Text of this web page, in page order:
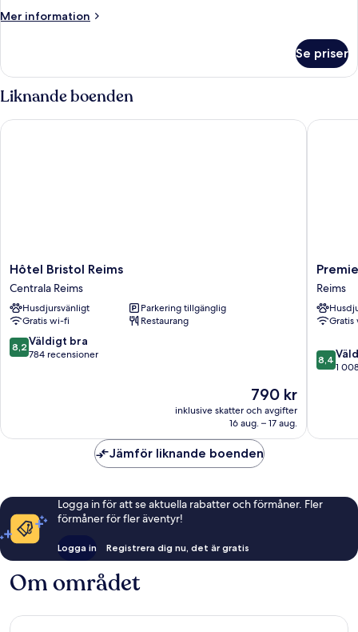
1
dubbelsäng
2
enkelsängar
Mer information
Mer
-
1
dubbelsäng
och
2
Se priser
Liknande boenden
Hôtel
Bristol
Reims
Centrala
Reims
Hôtel Bristol Reims
Centrala Reims
Husdjursvänligt
Parkering tillgänglig
Gratis wi-fi
Restaurang
8.2
av
8,2 Väldigt bra
784 recensioner
Priset
är
790 kr
790 kr
inklusive skatter och avgifter
16 aug. – 17 aug.
Hôtel Bristol Reims
Classe
Reims
Nord
-
Reims
Reims
8.4
av
8,4
1
Jämför liknande boenden
Logga in för att se aktuella rabatter och förmåner. Fler
förmåner för fler äventyr!
Logga in Registrera dig nu, det är gratis
Om området